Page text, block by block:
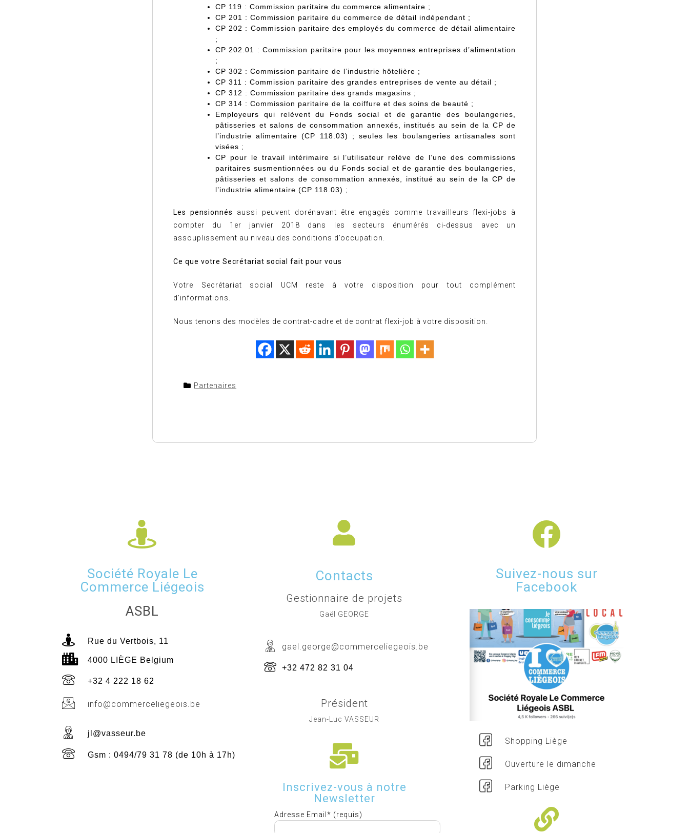
CP 119 : Commission paritaire du commerce alimentaire ;
CP 201
: Commission paritaire du commerce de détail indépendant ;
CP 202 : Commission paritaire des employés du commerce de détail alimentaire
;
CP 202.01
: Commission paritaire pour les moyennes entreprises d’alimentation
;
CP 302 : Commission paritaire de l’industrie hôtelière ;
CP 311
: Commission paritaire des grandes entreprises de vente au détail ;
CP 312 : Commission paritaire des grands magasins ;
CP 314 : Commission paritaire de la coiffure et des soins de beauté ;
Employeurs qui relèvent du Fonds social et de garantie des boulangeries,
pâtisseries et salons de consommation annexés, institués au sein de la CP de
l’industrie alimentaire(CP 118.03)
; seules les boulangeries artisanales sont
visées ;
CP pour le travail intérimaire si l’utilisateur relève de l’une des commissions
paritaires susmentionnées ou du Fonds social et de garantie des boulangeries,
pâtisseries et salons de consommation annexés, institué au sein de la CP de
l’industrie alimentaire (CP 118.03) ;
Les pensionnés
aussi peuvent dorénavant être engagés comme travailleurs flexi-jobs à
compter du 1er janvier 2018 dans les secteurs énumérés ci-dessus avec un
assouplissement au niveau des conditions d’occupation.
Ce que votre Secrétariat social fait pour vous
Votre Secrétariat social UCM reste à votre disposition pour tout complément
d’informations.
Nous tenons des modèles de contrat-cadre et de contrat flexi-job à votre disposition.
Partenaires
Société Royale Le
Commerce Liégeois
ASBL
Rue du Vertbois, 11
4000 LIÈGE Belgium
+32 4 222 18 62
info@commerceliegeois.be
jl@vasseur.be
Gsm : 0494/79 31 78 (de 10h à 17h)
Contacts
Gestionnaire de projets
Gaël GEORGE
gael.george@commerceliegeois.be
+32 472 82 31 04
Président
Jean-Luc VASSEUR
Inscrivez-vous à notre
Newsletter
Adresse Email* (requis)
Suivez-nous sur
Facebook
Shopping Liège
Ouverture le dimanche
Parking Liège